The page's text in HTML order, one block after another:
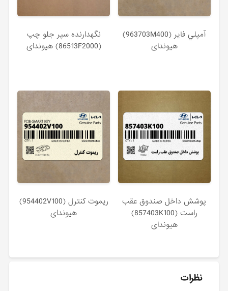
آمپلي فاير (963703M400)
هیوندای
نگهدارنده سپر جلو چپ
(86513F2000) هیوندای
پوشش داخل صندوق عقب
راست (857403K100)
هیوندای
ريموت كنترل (954402V100)
هیوندای
نظرات